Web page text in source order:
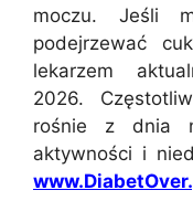
moczu. Jeśli
podejrzewać
lekarzem
2026.
rośnie z dnia
aktywności i